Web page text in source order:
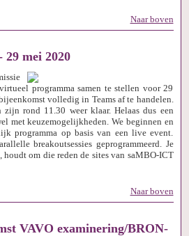
Naar boven
29 mei 2020
programma samen te stellen voor 29
volledig in Teams af te handelen.
rond 11.30 weer klaar. Helaas dus een
met keuzemogelijkheden. We beginnen en
programma op basis van een live event.
breakoutsessies geprogrammeerd. Je
om die reden de sites van saMBO-ICT
Naar boven
VAVO examinering/BRON-